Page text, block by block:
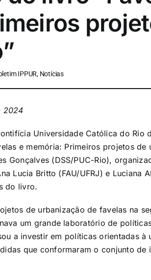
IPPUR, Notícias
2024
Universidade Católica do Rio
e memória: Primeiros projetos de
Gonçalves (DSS/PUC-Rio),
Lucia Britto (FAU/UFRJ) e Luciana
do livro.
de urbanização de favelas na
um grande laboratório de
a investir em políticas orientadas à
que conformaram o conjunto de